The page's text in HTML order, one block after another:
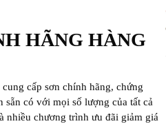
HÃNG HÀNG
cấp sơn chính hãng, chứng
sẵn có với mọi số lượng của tất cả
nhiều chương trình ưu đãi giảm giá